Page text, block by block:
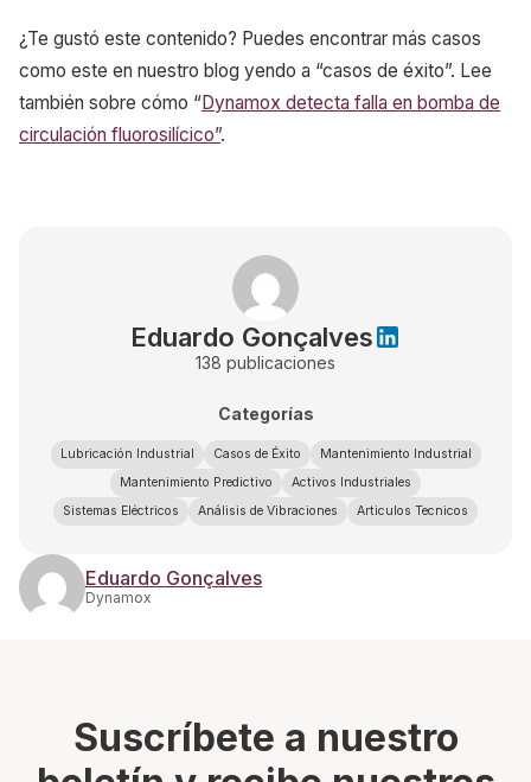
¿Te gustó este contenido? Puedes encontrar más casos
como este en nuestro blog yendo a “casos de éxito”. Lee
también sobre cómo “Dynamox detecta falla en bomba de
circulación fluorosilícico”.
Eduardo Gonçalves
138 publicaciones
Categorías
Lubricación Industrial Casos de Éxito
Mantenimiento Industrial
Mantenimiento Predictivo
Activos Industriales
Sistemas Eléctricos
Análisis de Vibraciones Articulos Tecnicos
Eduardo Gonçalves
Dynamox
Suscríbete a nuestro